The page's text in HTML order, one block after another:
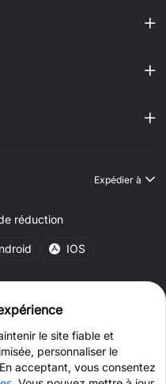
Expédier à
réduction
IOS
le site fiable et
personnaliser le
acceptant, vous consentez